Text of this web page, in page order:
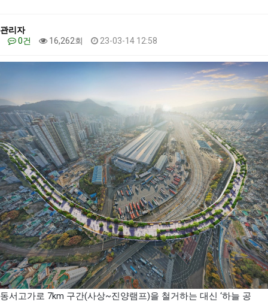
관리자
0건
16,262회 23-03-14 12:58
동서고가로 7km 구간(사상~진양램프)을 철거하는 대신 ‘하늘 공